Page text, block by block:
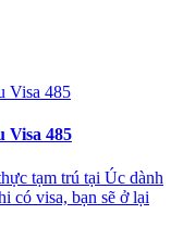
Visa 485
tạm trú tại Úc dành
có visa, bạn sẽ ở lại